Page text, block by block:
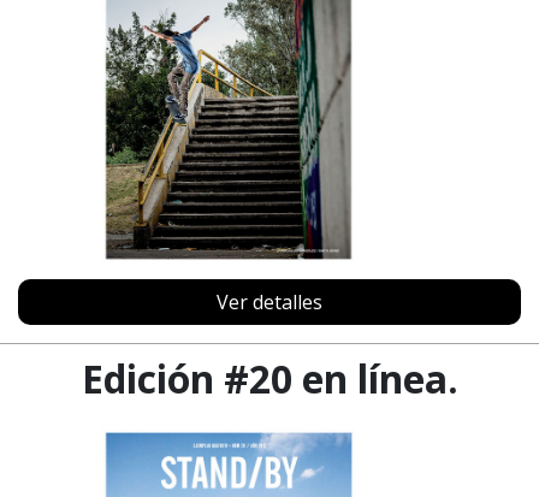
Ver detalles
Edición #20 en línea.